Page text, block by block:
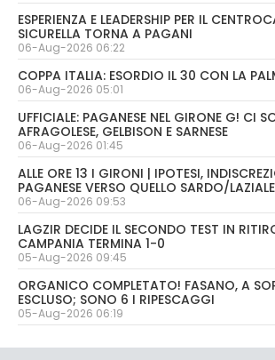
ESPERIENZA E LEADERSHIP PER IL
SICURELLA TORNA A PAGANI
06-Aug-2026 06:22
COPPA ITALIA: ESORDIO IL 30 CON LA
06-Aug-2026 05:01
UFFICIALE: PAGANESE NEL GIRONE G! CI
AFRAGOLESE, GELBISON E SARNESE
06-Aug-2026 01:45
ALLE ORE 13 I GIRONI | IPOTESI,
PAGANESE VERSO QUELLO SARDO/
06-Aug-2026 09:53
LAGZIR DECIDE IL SECONDO TEST IN
CAMPANIA TERMINA 1-0
05-Aug-2026 09:45
ORGANICO COMPLETATO! FASANO, A
ESCLUSO; SONO 6 I RIPESCAGGI
05-Aug-2026 06:19